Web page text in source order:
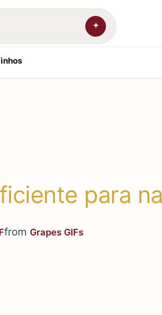
para
fromGrapes GIFs